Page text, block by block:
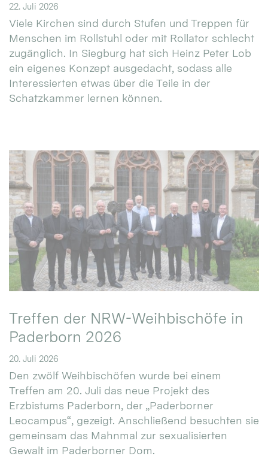
22. Juli 2026
Viele Kirchen sind durch Stufen und Treppen für
Menschen im Rollstuhl oder mit Rollator schlecht
zugänglich. In Siegburg hat sich Heinz Peter Lob
ein eigenes Konzept ausgedacht, sodass alle
Interessierten etwas über die Teile in der
Schatzkammer lernen können.
Treffen der NRW-Weihbischöfe in
Paderborn 2026
20. Juli 2026
Den zwölf Weihbischöfen wurde bei einem
Treffen am 20. Juli das neue Projekt des
Erzbistums Paderborn, der „Paderborner
Leocampus“, gezeigt. Anschließend besuchten sie
gemeinsam das Mahnmal zur sexualisierten
Gewalt im Paderborner Dom.